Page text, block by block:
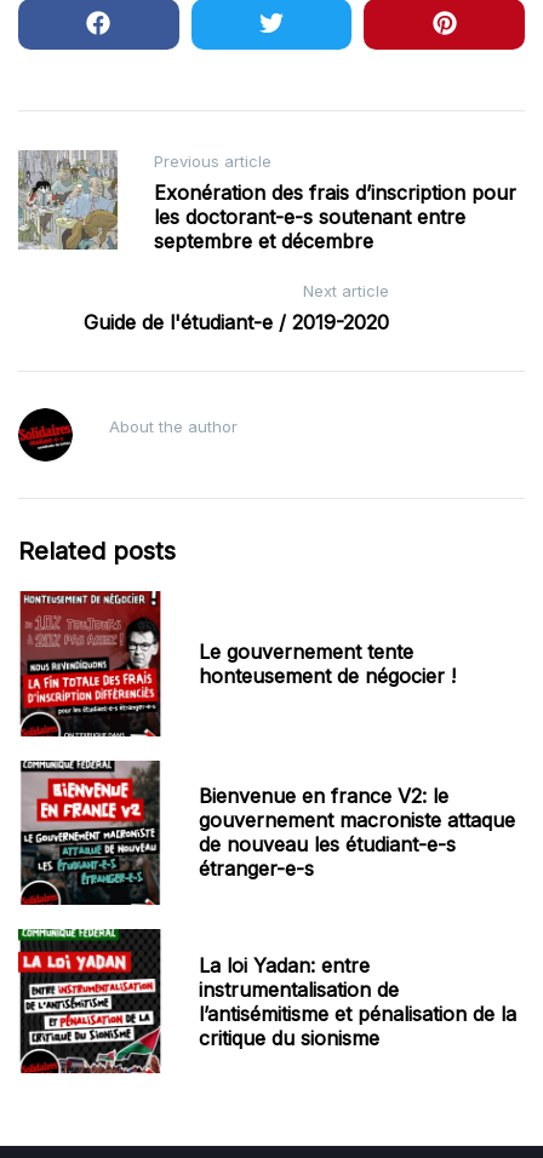
Post
navigation
Previous article
Exonération des frais d’inscription pour
les doctorant-e-s soutenant entre
septembre et décembre
Next article
Guide de l'étudiant-e / 2019-2020
About the author
Related posts
Le gouvernement tente
honteusement de négocier !
Bienvenue en france V2: le
gouvernement macroniste attaque
de nouveau les étudiant-e-s
étranger-e-s
La loi Yadan: entre
instrumentalisation de
l’antisémitisme et pénalisation de la
critique du sionisme